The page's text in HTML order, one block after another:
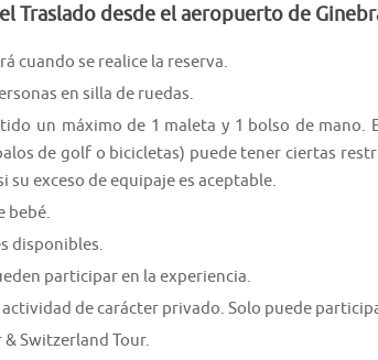
Traslado desde el aeropuerto de
cuando se realice la reserva.
en silla de ruedas.
un máximo de 1 maleta y 1 bolso de mano.
de golf o bicicletas) puede tener ciertas
su exceso de equipaje es aceptable.
bebé.
disponibles.
participar en la experiencia.
de carácter privado. Solo puede
Switzerland Tour.